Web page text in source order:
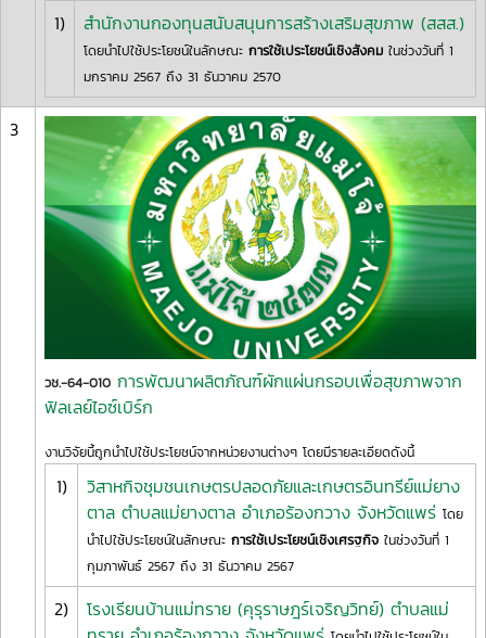
1) สำนักงานกองทุนสนับสนุนการสร้างเสริมสุขภาพ (สสส.)
โดยนำไปใช้ประโยชน์ในลักษณะ การใช้เประโยชน์เชิงสังคม ในช่วงวันที่ 1
มกราคม 2567 ถึง 31 ธันวาคม 2570
3
วช.-64-010 การพัฒนาผลิตภัณฑ์ผักแผ่นกรอบเพื่อสุขภาพจาก
ฟิลเลย์ไอซ์เบิร์ก
งานวิจัยนี้ถูกนำไปใช้ประโยชน์จากหน่วยงานต่างๆ โดยมีรายละเอียดดังนี้
1)
วิสาหกิจชุมชนเกษตรปลอดภัยและเกษตรอินทรีย์แม่ยาง
ตาล ตำบลแม่ยางตาล อำเภอร้องกวาง จังหวัดแพร่ โดย
นำไปใช้ประโยชน์ในลักษณะ การใช้เประโยชน์เชิงเศรฐกิจ ในช่วงวันที่ 1
กุมภาพันธ์ 2567 ถึง 31 ธันวาคม 2567
2)
โรงเรียนบ้านแม่ทราย (คุรุราษฎร์เจริญวิทย์) ตำบลแม่